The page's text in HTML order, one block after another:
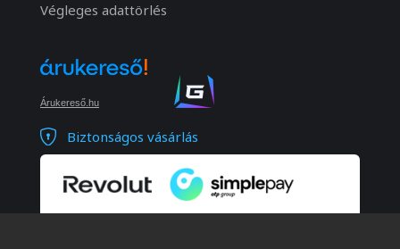
Végleges adattörlés
Árukereső.hu
Biztonságos vásárlás